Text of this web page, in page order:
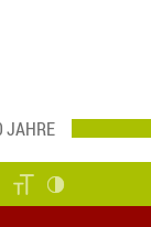
JAHRE
MEIN ZUHAUSE